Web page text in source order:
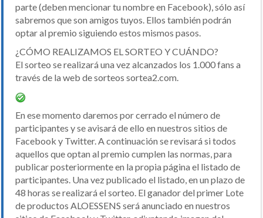
parte (deben mencionar tu nombre en Facebook), sólo así
sabremos que son amigos tuyos. Ellos también podrán
optar al premio siguiendo estos mismos pasos.
¿CÓMO REALIZAMOS EL SORTEO Y CUÁNDO?
El sorteo se realizará una vez alcanzados los 1.000 fans a
través de la web de sorteos sortea2.com.
En ese momento daremos por cerrado el número de
participantes y se avisará de ello en nuestros sitios de
Facebook y Twitter. A continuación se revisará si todos
aquellos que optan al premio cumplen las normas, para
publicar posteriormente en la propia página el listado de
participantes. Una vez publicado el listado, en un plazo de
48 horas se realizará el sorteo. El ganador del primer Lote
de productos ALOESSENS será anunciado en nuestros